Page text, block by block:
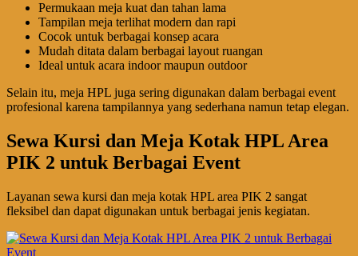
Permukaan meja kuat dan tahan lama
Tampilan meja terlihat modern dan rapi
Cocok untuk berbagai konsep acara
Mudah ditata dalam berbagai layout ruangan
Ideal untuk acara indoor maupun outdoor
Selain itu, meja HPL juga sering digunakan dalam berbagai event
profesional karena tampilannya yang sederhana namun tetap elegan.
Sewa Kursi dan Meja Kotak HPL Area
PIK 2 untuk Berbagai Event
Layanan sewa kursi dan meja kotak HPL area PIK 2 sangat
fleksibel dan dapat digunakan untuk berbagai jenis kegiatan.